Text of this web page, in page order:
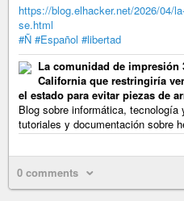
https://blog.elhacker.net/2026/04/
se.html
#Ñ #Español #libertad
La comunidad de impresión
California que restringiría
el estado para evitar piezas de
Blog sobre informática, tecnología
tutoriales y documentación sobre
0 comments